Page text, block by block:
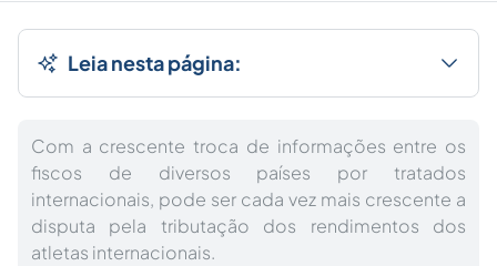
Leia nesta página:
Com a crescente troca de informações entre os
fiscos de diversos países por tratados
internacionais, pode ser cada vez mais crescente a
disputa pela tributação dos rendimentos dos
atletas internacionais.